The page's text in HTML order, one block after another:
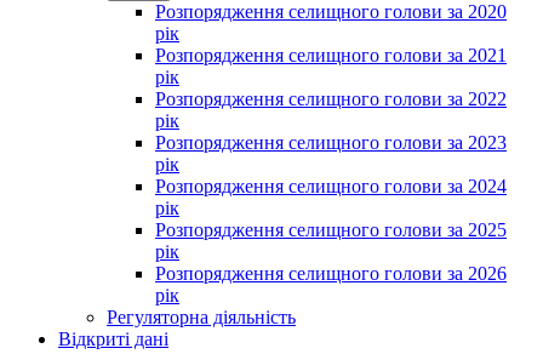
Розпорядження селищного голови за 2020
рік
Розпорядження селищного голови за 2021
рік
Розпорядження селищного голови за 2022
рік
Розпорядження селищного голови за 2023
рік
Розпорядження селищного голови за 2024
рік
Розпорядження селищного голови за 2025
рік
Розпорядження селищного голови за 2026
рік
Регуляторна діяльність
Відкриті дані